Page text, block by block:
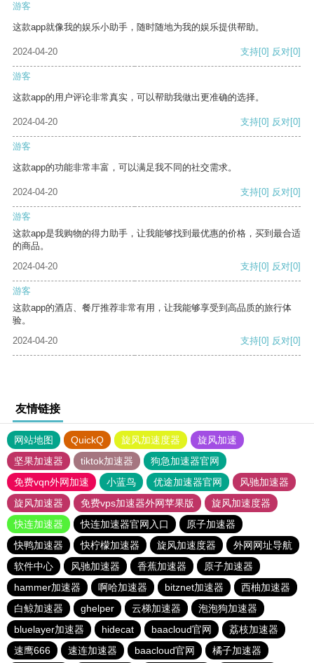
游客
这款app就像我的娱乐小助手，随时随地为我的娱乐提供帮助。
2024-04-20 支持[0] 反对[0]
游客
这款app的用户评论非常真实，可以帮助我做出更准确的选择。
2024-04-20 支持[0] 反对[0]
游客
这款app的功能非常丰富，可以满足我不同的社交需求。
2024-04-20 支持[0] 反对[0]
游客
这款app是我购物的得力助手，让我能够找到最优惠的价格，买到最合适
的商品。
2024-04-20
支持[0] 反对[0]
游客
这款app的酒店、餐厅推荐非常有用，让我能够享受到高品质的旅行体
验。
2024-04-20
支持[0] 反对[0]
友情链接
网站地图 QuickQ 旋风加速度器
旋风加速
坚果加速器
tiktok加速器
狗急加速器官网
免费vqn外网加速
小蓝鸟 优途加速器官网
风驰加速器
旋风加速器
免费vps加速器外网苹果版
旋风加速度器
快连加速器
快连加速器官网入口
原子加速器
快鸭加速器
快柠檬加速器 旋风加速度器
外网网址导航
软件中心
风驰加速器 香蕉加速器
原子加速器
hammer加速器
啊哈加速器 bitznet加速器
西柚加速器
白鲸加速器
ghelper 云梯加速器
泡泡狗加速器
bluelayer加速器
hidecat baacloud官网
荔枝加速器
速鹰666
速连加速器 baacloud官网 橘子加速器